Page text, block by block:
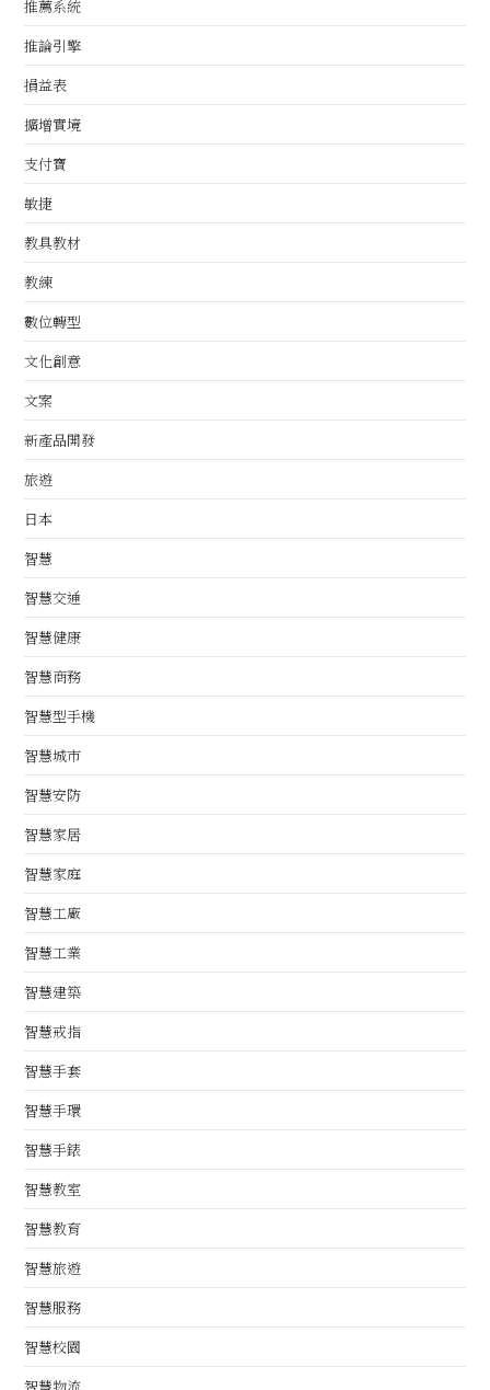
推薦系統
推論引擎
損益表
擴增實境
支付寶
敏捷
教具教材
教練
數位轉型
文化創意
文案
新產品開發
旅遊
日本
智慧
智慧交通
智慧健康
智慧商務
智慧型手機
智慧城市
智慧安防
智慧家居
智慧家庭
智慧工廠
智慧工業
智慧建築
智慧戒指
智慧手套
智慧手環
智慧手錶
智慧教室
智慧教育
智慧旅遊
智慧服務
智慧校園